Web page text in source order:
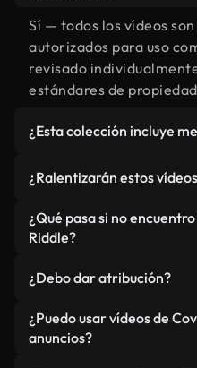
Sí — todos los vídeos
autorizados para uso
revisado
estándares de
¿Esta colección incluye
relacionado con Riddle
Todo está claramente
¿Ralentizarán estos
No si selecciona
para web, diseñadas
métricas como LCP.
¿Qué pasa si no
Riddle?
Studio. Describe la
atardecer", y la IA la
conforme a nuestros
¿Debo dar atribución?
No es necesario. Todos
biblioteca son royalty-
¿Puedo usar vídeos de
anuncios?